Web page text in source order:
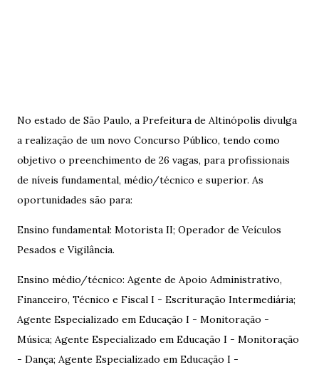
No estado de São Paulo, a Prefeitura de Altinópolis divulga
a realização de um novo Concurso Público, tendo como
objetivo o preenchimento de 26 vagas, para profissionais
de níveis fundamental, médio/técnico e superior. As
oportunidades são para:
Ensino fundamental: Motorista II; Operador de Veículos
Pesados e Vigilância.
Ensino médio/técnico: Agente de Apoio Administrativo,
Financeiro, Técnico e Fiscal I - Escrituração Intermediária;
Agente Especializado em Educação I - Monitoração -
Música; Agente Especializado em Educação I - Monitoração
- Dança; Agente Especializado em Educação I -